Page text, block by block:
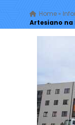
Home»
Artesiano na